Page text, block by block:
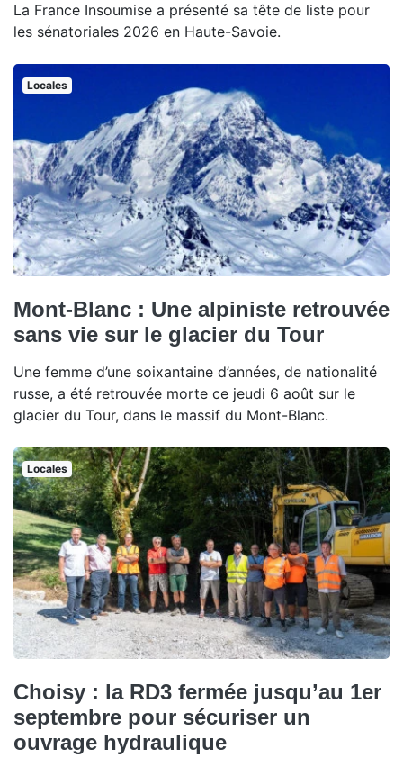
La France Insoumise a présenté sa tête de liste pour
les sénatoriales 2026 en Haute-Savoie.
Locales
Mont-Blanc : Une alpiniste retrouvée
sans vie sur le glacier du Tour
Une femme d’une soixantaine d’années, de nationalité
russe, a été retrouvée morte ce jeudi 6 août sur le
glacier du Tour, dans le massif du Mont-Blanc.
Locales
Choisy : la RD3 fermée jusqu’au 1er
septembre pour sécuriser un
ouvrage hydraulique